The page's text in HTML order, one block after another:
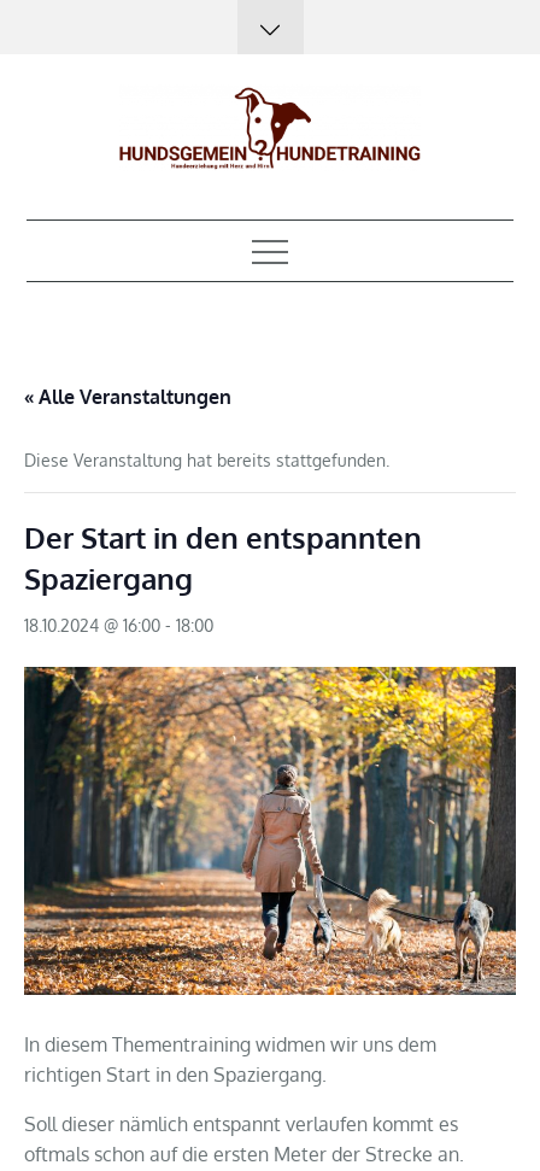
Hundsgemein?
Hundetraining
« Alle Veranstaltungen
Diese Veranstaltung hat bereits stattgefunden.
Der Start in den entspannten
Spaziergang
18.10.2024 @ 16:00 - 18:00
In diesem Thementraining widmen wir uns dem
richtigen Start in den Spaziergang.
Soll dieser nämlich entspannt verlaufen kommt es
oftmals schon auf die ersten Meter der Strecke an.